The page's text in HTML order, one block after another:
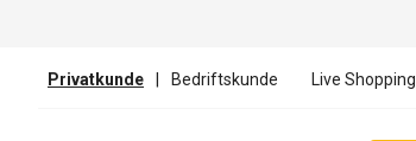
Privatkunde | Bedriftskunde Live Shopping